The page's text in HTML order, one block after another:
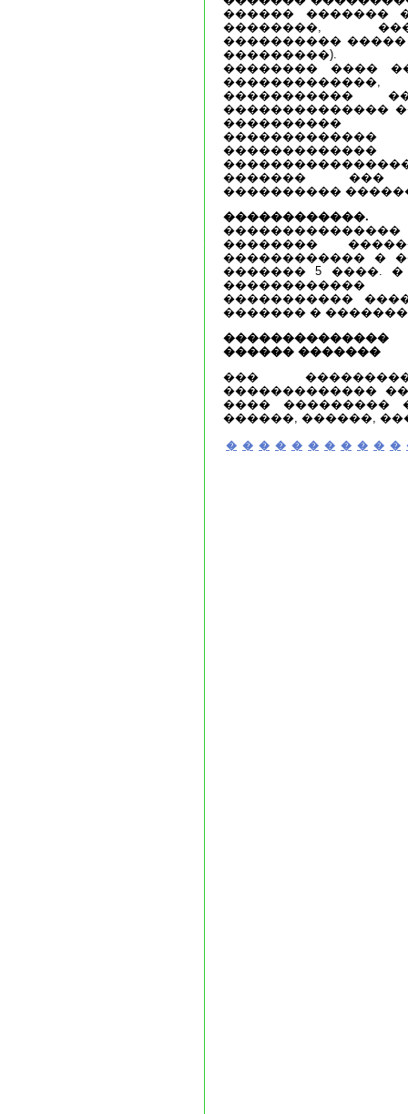
������ �������
��������,
����������
���������).
�������� ����
�����������
��������������
������� ���
����������
������������.
��������
������������ �
������� 5 ����.
�����������
������� �
������ �������
���
�������������
���� ���������
������, ������,
� � � � � � � � � � �